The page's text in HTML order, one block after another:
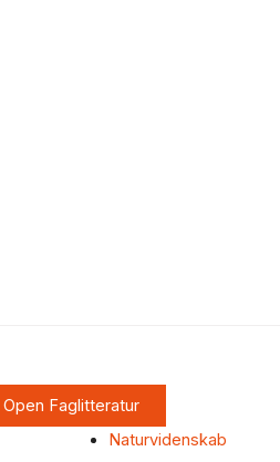
Open Faglitteratur
Naturvidenskab